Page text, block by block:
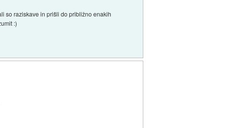
so raziskave in prišli do približno enakih
:)